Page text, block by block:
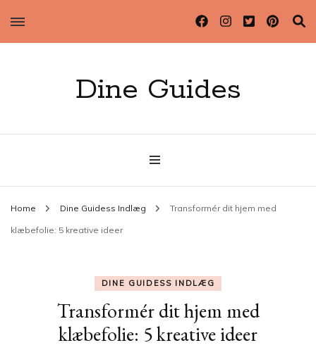
Dine Guides
Home Dine Guidess Indlæg Transformér dit hjem med
klæbefolie: 5 kreative ideer
DINE GUIDESS INDLÆG
Transformér dit hjem med
klæbefolie: 5 kreative ideer